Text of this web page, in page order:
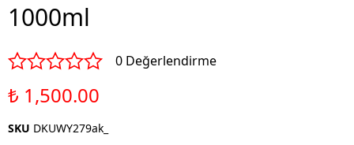
1000ml
0 Değerlendirme
₺ 1,500.00
SKU DKUWY279ak_